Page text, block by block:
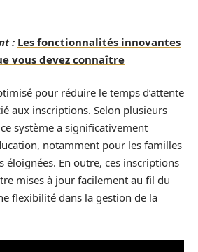
: Les fonctionnalités innovantes
vous devez connaître
pour réduire le temps d’attente
aux inscriptions. Selon plusieurs
système a significativement
notamment pour les familles
éloignées. En outre, ces inscriptions
mises à jour facilement au fil du
flexibilité dans la gestion de la